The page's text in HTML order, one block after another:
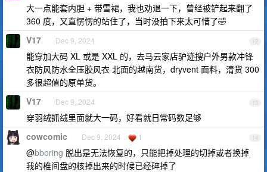
大一点能套内胆 + 带雪裙，我也劝退一下，曾经被铲起来翻了
360 度，又直愣愣的站住了，当时没拍下来太可惜了🤣
12
V17 Dec 9, 2024
能穿加大码 XL 或是 XXL 的，去马云家店驴迹搜户外男款冲锋
衣防风防水全压胶风衣 北面的越南货，dryvent 面料，清货 300
多很超值的原单货。
13
V17 Dec 9, 2024
穿羽绒抓绒里面就大一码，好看就日常码数足够
14
cowcomic Dec 9, 2024 1
@bboring 脱出是无法恢复的，只能把掉处理的切掉或者换掉
我的椎间盘的核掉出来的时候已经碎掉了